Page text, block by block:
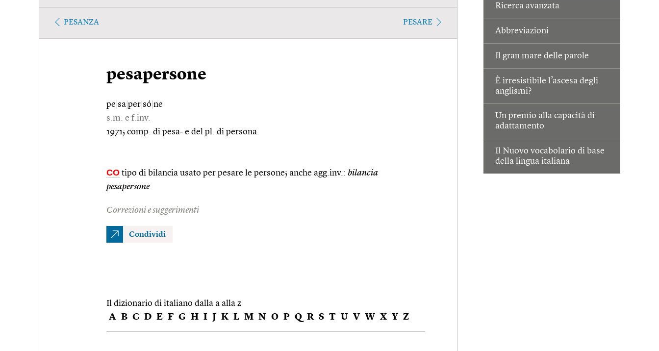
Ricerca avanzata
Abbreviazioni
Il gran mare delle parole
È irresistibile l’ascesa degli
anglismi?
Un premio alla capacità di
adattamento
Il Nuovo vocabolario di base
della lingua italiana
PESANZA PESARE
pesapersone
pe sa per só ne
s.m. e f.inv.
1971; comp. di pesa- e del pl. di persona.
CO tipo di bilancia usato per pesare le persone; anche agg.inv.: bilancia
pesapersone
Correzioni e suggerimenti
Condividi
Il dizionario di italiano dalla a alla z
A B C D E F G H I J K L M N O P Q R S T U V W X Y Z